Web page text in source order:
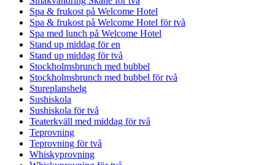
Spa & frukost på Welcome Hotel
Spa & frukost på Welcome Hotel för två
Spa med lunch på Welcome Hotel
Stand up middag för en
Stand up middag för två
Stockholmsbrunch med bubbel
Stockholmsbrunch med bubbel för två
Stureplanshelg
Sushiskola
Sushiskola för två
Teaterkväll med middag för två
Teprovning
Teprovning för två
Whiskyprovning